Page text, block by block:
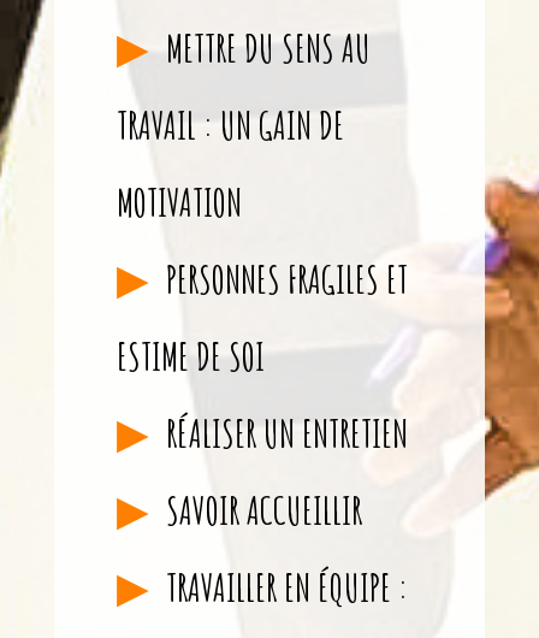
METTRE DU SENS AU
TRAVAIL : UN GAIN DE
MOTIVATION
PERSONNES FRAGILES ET
ESTIME DE SOI
RÉALISER UN ENTRETIEN
SAVOIR ACCUEILLIR
TRAVAILLER EN ÉQUIPE :